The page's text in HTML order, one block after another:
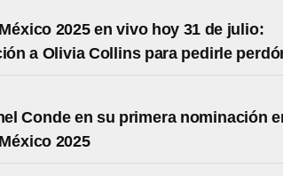
2025 en vivo hoy 31 de julio:
a Olivia Collins para pedirle
Conde en su primera nominación
2025